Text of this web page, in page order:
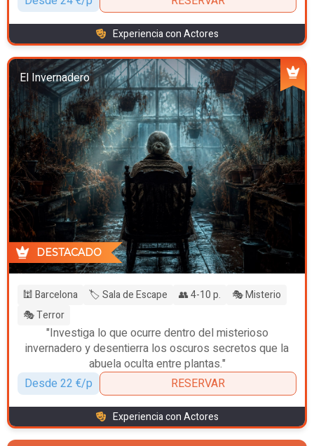
Experiencia con Actores
El Invernadero
DESTACADO
🕍 Barcelona 🏷️ Sala de Escape 👥 4-10 p.
🎭 Misterio
🎭 Terror
"Investiga lo que ocurre dentro del misterioso
invernadero y desentierra los oscuros secretos que la
abuela oculta entre plantas."
Desde 22 €/p
RESERVAR
Experiencia con Actores